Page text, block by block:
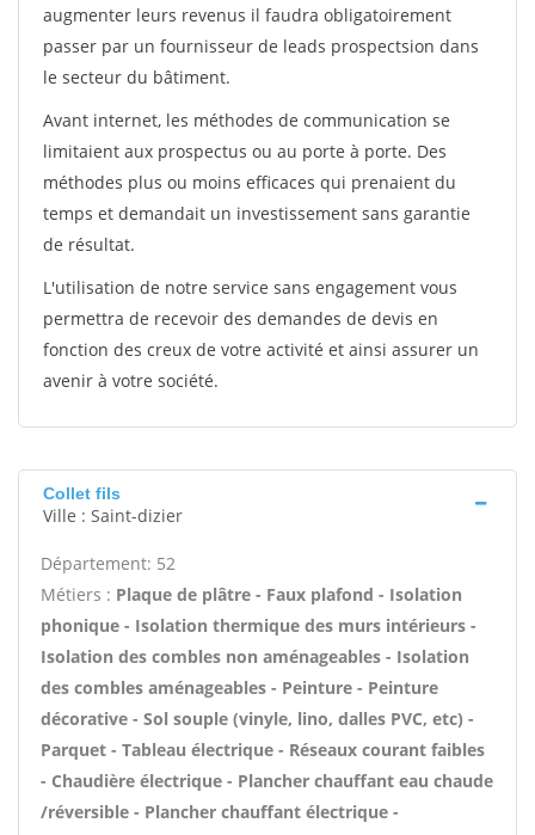
augmenter leurs revenus il faudra obligatoirement
passer par un fournisseur de leads prospectsion dans
le secteur du bâtiment.
Avant internet, les méthodes de communication se
limitaient aux prospectus ou au porte à porte. Des
méthodes plus ou moins efficaces qui prenaient du
temps et demandait un investissement sans garantie
de résultat.
L'utilisation de notre service sans engagement vous
permettra de recevoir des demandes de devis en
fonction des creux de votre activité et ainsi assurer un
avenir à votre société.
Collet fils
Ville : Saint-dizier
Département: 52
Métiers : Plaque de plâtre - Faux plafond - Isolation
phonique - Isolation thermique des murs intérieurs -
Isolation des combles non aménageables - Isolation
des combles aménageables - Peinture - Peinture
décorative - Sol souple (vinyle, lino, dalles PVC, etc) -
Parquet - Tableau électrique - Réseaux courant faibles
- Chaudière électrique - Plancher chauffant eau chaude
/réversible - Plancher chauffant électrique -